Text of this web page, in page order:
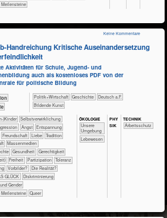
Meilensteine
Handreichung Kritische Auseinandersetzung
Aktivitäten für Schule, Jugend- und
auch als kostenloses PDF von der
für politische Bildung
​​​​​​​​​Politik+​Wirtschaft ​​​​​​​​Geschichte
​​​Deutsch a.F.
Bildende Kunst
)Kinder
​​​​​​​​​​​​​​​​​​​​​​​​​​​​​​​​​​​​​​​​Selbst­verwirklichung
​​​​​​​​​​​​​Angst
​​​​​​​​​​​​​Entspannung
​​​​​​​​​​​​Freundschaft ​​​​​​​​​​​​Liebe
​​​​​​​​​​​Tradition
​​​​​​​​​Massenmedien
​​​​​​Gesundheit
​​​​Gerechtigkeit
​​​Freiheit ​​​Partizipation
​​​Toleranz
​​Vorbilder?
​Die Realität?
GLÜCK
Diskriminierung
Gender
Meilensteine
Queer
ÖKO​LOGIE
​​​​​​​​​​​​​Unsere
Umgebung
​​​​​​​​​Lebewesen
PHY​
SIK
TECH​NIK
​​​​​​Arbeitsschutz
Keine Kommentare